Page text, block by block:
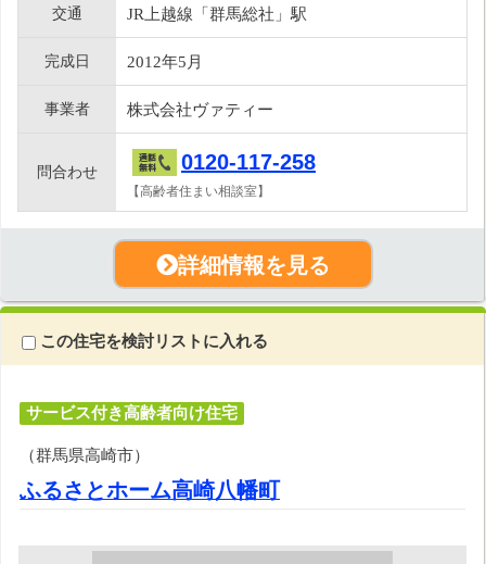
交通 JR上越線「群馬総社」駅
完成日 2012年5月
事業者 株式会社ヴァティー
問合わせ 0120-117-258
【高齢者住まい相談室】
詳細情報を見る
この住宅を検討リストに入れる
サービス付き高齢者向け住宅
（群馬県高崎市）
ふるさとホーム高崎八幡町